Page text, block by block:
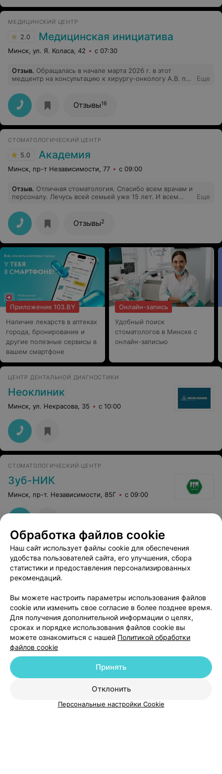
отдельные слова благодарности! Они каждый день
Всем Вам!
МЕДИЦИНСКИЙ ЦЕНТР
2.0 Медицинская инициатива
Минск, ул. Я. Коласа, 42 с 07:30
Отзыв. Обращалась в начале марта 2026 г. в этот
медцентр на консультацию к хирургу-онкологу А.В. по
коже в районе локтя. Врач осмотрел мое образование
под лупой, даже без подсветки, и вынес
предположение, что это базилиома. И сразу же
предложил удалить (почему не предложить мне
сделать соскоб и отдать на гистологию, а потом уже
согласие. Гистология должна была быть через 14-16
дней, а узнала я о ней только через 3 недели. Оказался
какой-то вид дерматита. В итоге, после удаления рана
долго заживала и на руке ужасный рубец. Я считаю
действия врача непрофессиональными и очень жалею,
Еще
Отзывы16
СТОМАТОЛОГИЧЕСКИЙ ЦЕНТР
5.0 Академия
Минск, пр-т Независимости, 77 с 09:00
Отзыв. Отличная стоматология. Спасибо всем врачам и
персоналу. Лечусь всей семьей уже 15 лет. И всем
Еще
Отзывы2
Приложение 103.BY
Наличие лекарств в аптеках
города, бронирование и
другие полезные сервисы в
вашем смартфоне
Онлайн-запись
Удобный поиск
стоматологов в Минске с
онлайн-записью
ЦЕНТР ДЕНТАЛЬНОЙ ДИАГНОСТИКИ
Неоклиник
Минск, ул. Некрасова, 35 с 10:00
СТОМАТОЛОГИЧЕСКИЙ ЦЕНТР
Зуб-НИК
Минск, пр-т. Независимости, 85Г с 09:00
Добавить специалиста
О проекте Новости проекта
Размещение рекламы
Медицинский маркетинг
Публичный договор
Пользовательское соглашение
Способы оплаты
Обработка файлов cookie
Наш сайт использует файлы cookie для обеспечения
удобства пользователей сайта, его улучшения, сбора
статистики и предоставления персонализированных
рекомендаций.
Вы можете настроить параметры использования файлов
cookie или изменить свое согласие в более позднее время.
Для получения дополнительной информации о целях,
сроках и порядке использования файлов cookie вы
можете ознакомиться с нашей Политикой обработки
файлов cookie
Отклонить
Принять
Персональные настройки Cookie